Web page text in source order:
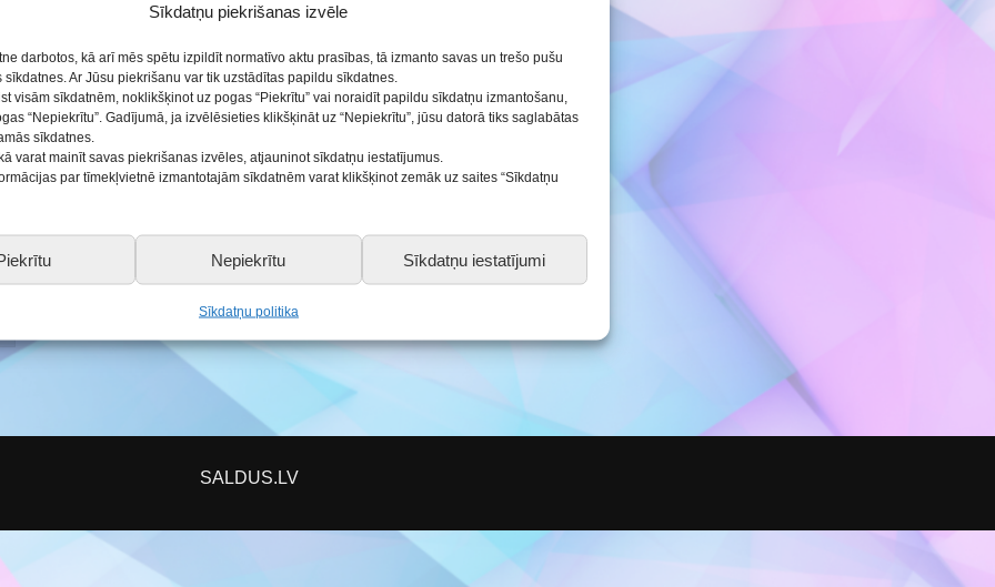
Sīkdatņu piekrišanas izvēle
darbotos, kā arī mēs spētu izpildīt normatīvo aktu prasības, tā izmanto savas un trešo pušu
Ar Jūsu piekrišanu var tik uzstādītas papildu sīkdatnes.
visām sīkdatnēm, noklikšķinot uz pogas “Piekrītu” vai noraidīt papildu sīkdatņu izmantošanu,
“Nepiekrītu”. Gadījumā, ja izvēlēsieties klikšķināt uz “Nepiekrītu”, jūsu datorā tiks saglabātas
sīkdatnes.
varat mainīt savas piekrišanas izvēles, atjauninot sīkdatņu iestatījumus.
par tīmekļvietnē izmantotajām sīkdatnēm varat klikšķinot zemāk uz saites “Sīkdatņu
Nepiekrītu Sīkdatņu iestatījumi
Sīkdatņu politika
pedagogiem
Konkursu un pasākumu
nolikumi
Kontakti
SALDUS.LV